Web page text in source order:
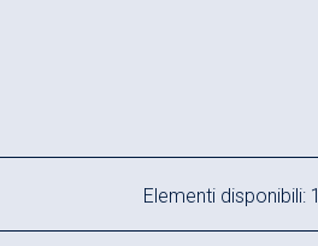
Elementi disponibili: 1